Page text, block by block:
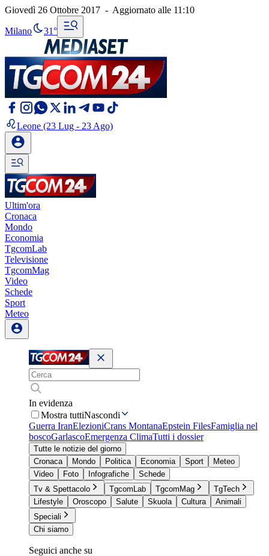
Giovedì 26 Ottobre 2017 - Aggiornato alle 11:10
Milano 31°
Leone (23 Lug - 23 Ago)
Ultim'ora
Cronaca
Mondo
Economia
TgcomLab
Televisione
TgcomMag
Video
Schede
Sport
Meteo
In evidenza
Mostra tuttiNascondi
Guerra IranElezioniCrans MontanaEpstein FilesFamiglia nel
boscoGarlascoEmergenza ClimaTutti i dossier
Tutte le notizie del giorno
Cronaca
Mondo Politica Economia Sport
Meteo
Video
Foto Infografiche
Schede
Tv & Spettacolo
TgcomLab TgcomMag
TgTech
Lifestyle
Oroscopo Salute Skuola Cultura
Animali
Speciali
Chi siamo
Seguici anche su